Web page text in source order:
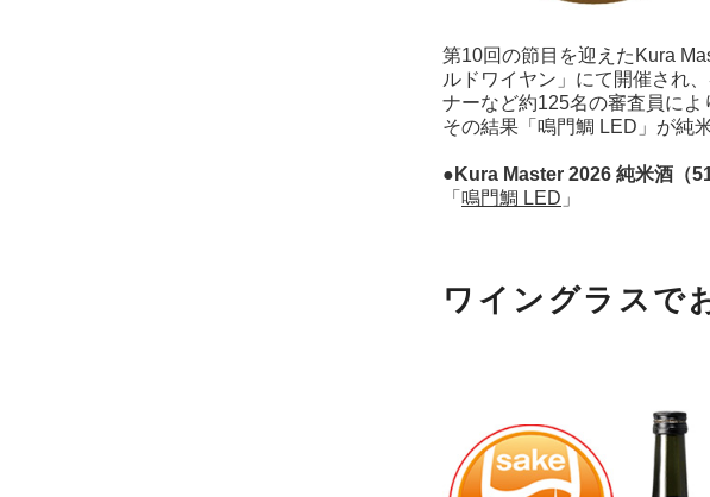
第10回の節目を迎えたKura
ルドワイヤン」にて開催され
ナーなど約125名の審査員によ
その結果「鳴門鯛 LED」が純
●Kura Master 2026 純米酒（
「 鳴門鯛 LED 」
ワイングラスで